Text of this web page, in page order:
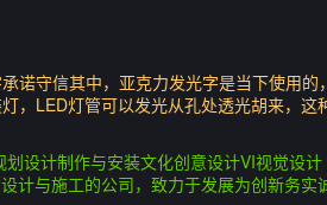
诺守信其中，亚克力发光字是当下使用的
LED灯管可以发光从孔处透光胡来，这
设计制作与安装文化创意设计VI视觉设
与施工的公司，致力于发展为创新务实